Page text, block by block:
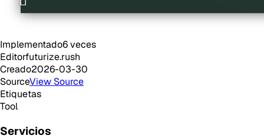
Implementado6veces
Editorfuturize.rush
Creado2026-03-30
SourceView Source
Etiquetas
Tool
Servicios